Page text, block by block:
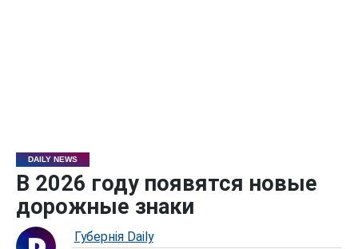
DAILY NEWS
В 2026 году появятся новые
дорожные знаки
Губернiя Daily